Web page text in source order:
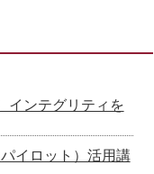
インテグリティを
イロット）活用講